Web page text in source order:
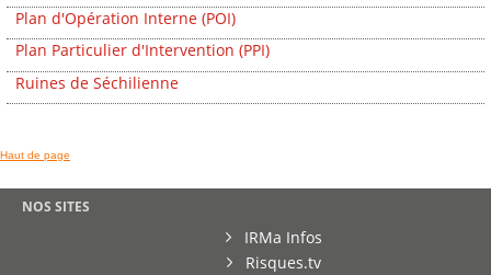
Plan d'Opération Interne (POI)
Plan Particulier d'Intervention (PPI)
Ruines de Séchilienne
Haut de page
NOS SITES
IRMa Infos
Risques.tv